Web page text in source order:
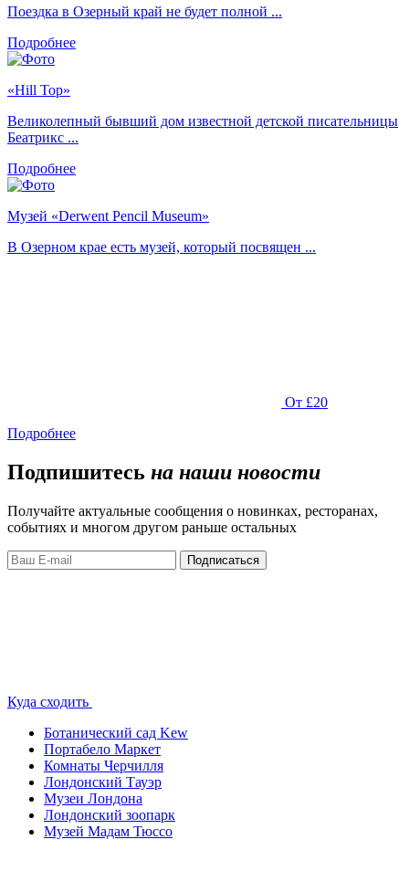
Поездка в Озерный край не будет полной ...
Подробнее
«Hill Top»
Великолепный бывший дом известной детской писательницы
Беатрикс ...
Подробнее
Музей «Derwent Pencil Museum»
В Озерном крае есть музей, который посвящен ...
От £20
Подробнее
Подпишитесь на наши новости
Получайте актуальные сообщения о новинках, ресторанах,
событиях и многом другом раньше остальных
Подписаться
Куда сходить
Ботанический сад Kew
Портабело Маркет
Комнаты Черчилля
Лондонский Тауэр
Музеи Лондона
Лондонский зоопарк
Музей Мадам Тюссо